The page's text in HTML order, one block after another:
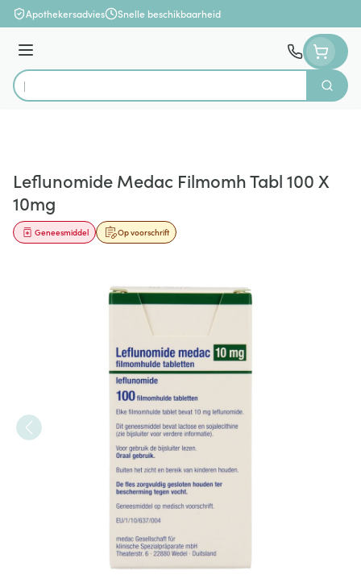
Ga naar de inhoud
Apothekersadvies Snelle beschikbaarheid
Menu
Product, merk, categorie...
Zoek
Leflunomide Medac Filmomh Tabl 100 X
10mg
Op voorschrift
Geneesmiddel